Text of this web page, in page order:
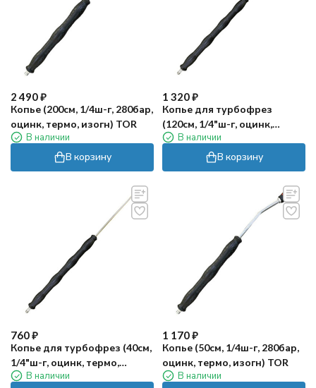
2 490₽
Копье (200см, 1/4ш-г, 280бар,
оцинк, термо, изогн) TOR
В наличии
В корзину
1 320₽
Копье для турбофрез
(120см, 1/4"ш-г, оцинк,
термо, прямое) TOR
В наличии
В корзину
760₽
Копье для турбофрез (40см,
1/4"ш-г, оцинк, термо,
прямое) TOR
В наличии
1 170₽
Копье (50см, 1/4ш-г, 280бар,
оцинк, термо, изогн) TOR
В наличии